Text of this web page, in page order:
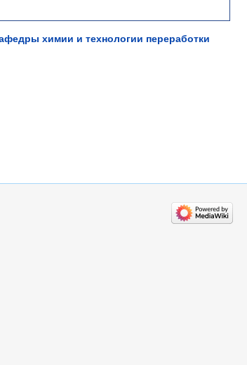
химии и технологии переработки